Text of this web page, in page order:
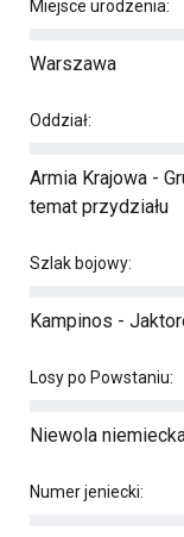
Miejsce urodzenia:
Warszawa
Oddział:
Armia Krajowa -
temat przydziału
Szlak bojowy:
Kampinos -
Losy po Powstaniu:
Niewola
Numer jeniecki: